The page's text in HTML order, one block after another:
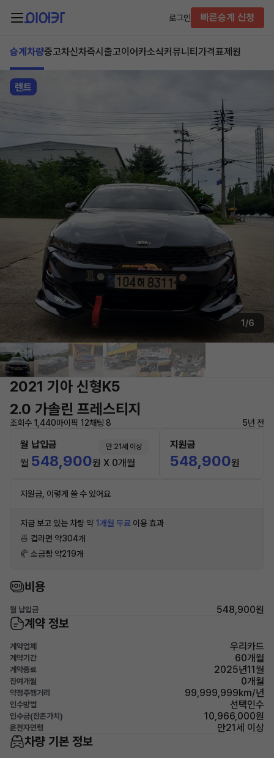
로그인 빠른승계 신청
승계차량중고차신차즉시출고이어카소식커뮤니티 가격표제원
렌트
1/6
2021 기아 신형K5
2.0 가솔린 프레스티지
조회수 1,440마이픽 12채팅 8 5년 전
월 납입금 만 21세 이상
월 548,900원 X 0개월
지원금
548,900원
지원금, 이렇게 쓸 수 있어요
지금 보고 있는 차량 약 1개월 무료 이용 효과
🍜 컵라면 약304개
🥐 소금빵 약219개
비용
월 납입금 548,900원
계약 정보
계약업체 우리카드
계약기간 60개월
계약종료 2025년11월
잔여개월 0개월
약정주행거리 99,999,999km/년
인수방법 선택인수
인수금(잔존가치) 10,966,000원
운전자연령 만21세 이상
차량 기본 정보